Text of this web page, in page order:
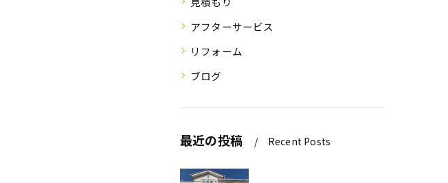
アフターサービス
リフォーム
ブログ
最近の投稿 Recent Posts